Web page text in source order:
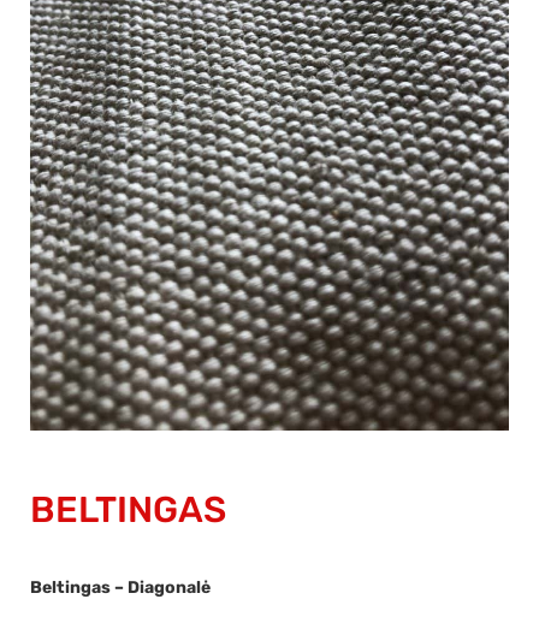
BELTINGAS
Beltingas – Diagonalė